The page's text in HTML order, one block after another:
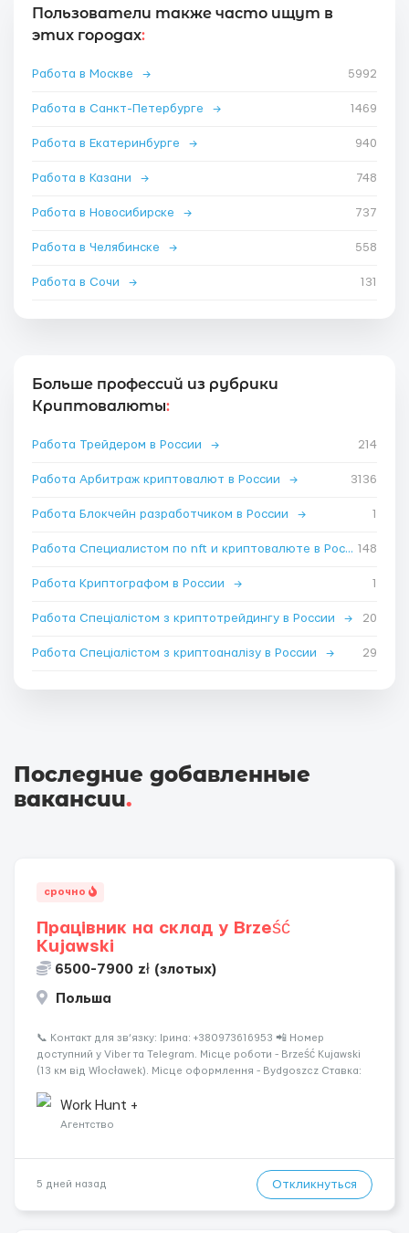
Пользователи также часто ищут в
этих городах:
Работа в Москве → 5992
Работа в Санкт-Петербурге → 1469
Работа в Екатеринбурге → 940
Работа в Казани → 748
Работа в Новосибирске → 737
Работа в Челябинске → 558
Работа в Сочи → 131
Больше профессий из рубрики
Криптовалюты:
Работа Трейдером в России → 214
Работа Арбитраж криптовалют в России → 3136
Работа Блокчейн разработчиком в России → 1
Работа Специалистом по nft и криптовалюте в России →
148
Работа Криптографом в России → 1
Работа Спеціалістом з криптотрейдингу в России → 20
Работа Спеціалістом з криптоаналізу в России → 29
Последние добавленные
вакансии.
срочно
Працівник на склад у Brześć
Kujawski
6500-7900 zł (злотых)
Польша
📞 Контакт для зв’язку: Ірина: +380973616953 📲 Номер
доступний у Viber та Telegram. Місце роботи - Brześć Kujawski
(13 км від Włocławek). Місце оформлення - Bydgoszcz Ставка:
вар...Work Hunt +
Агентство
5 дней назад Откликнуться